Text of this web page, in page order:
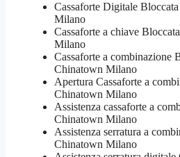
Cassaforte Digitale
Milano
Cassaforte a chiave
Milano
Cassaforte a combinazione
Chinatown Milano
​Apertura Cassaforte a
Chinatown Milano
Assistenza cassaforte a
Chinatown Milano
​Assistenza serratura​ ​a
Chinatown Milano